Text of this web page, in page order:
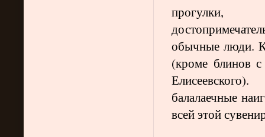
обычные люди.
(кроме блинов
балалаечные
всей этой